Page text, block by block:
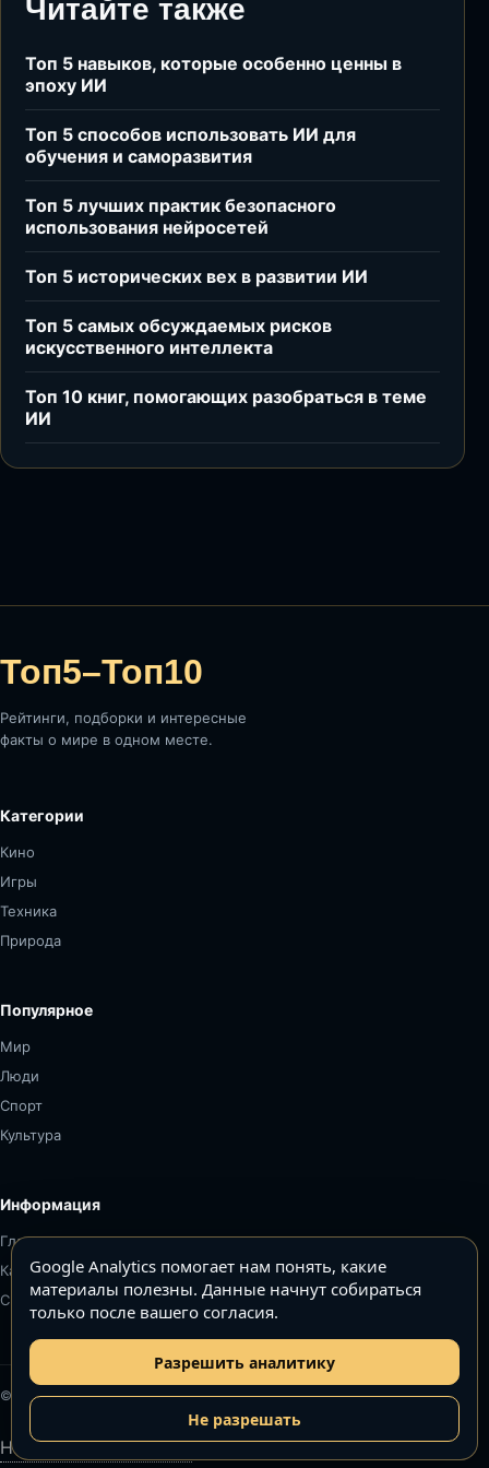
Читайте также
Топ 5 навыков, которые особенно ценны в
эпоху ИИ
Топ 5 способов использовать ИИ для
обучения и саморазвития
Топ 5 лучших практик безопасного
использования нейросетей
Топ 5 исторических вех в развитии ИИ
Топ 5 самых обсуждаемых рисков
искусственного интеллекта
Топ 10 книг, помогающих разобраться в теме
ИИ
Топ5–Топ10
Рейтинги, подборки и интересные
факты о мире в одном месте.
Категории
Кино
Игры
Техника
Природа
Популярное
Мир
Люди
Спорт
Культура
Информация
Главная
Карта сайта
Связаться
© Топ5–Топ10. Все права защищены.
Настройки аналитики
Google Analytics помогает нам понять, какие
материалы полезны. Данные начнут собираться
только после вашего согласия.
Разрешить аналитику
Не разрешать